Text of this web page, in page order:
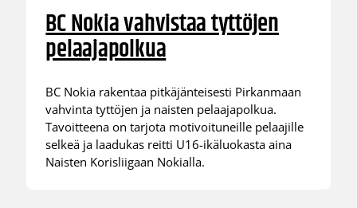
BC Nokia vahvistaa tyttöjen
pelaajapolkua
BC Nokia rakentaa pitkäjänteisesti Pirkanmaan
vahvinta tyttöjen ja naisten pelaajapolkua.
Tavoitteena on tarjota motivoituneille pelaajille
selkeä ja laadukas reitti U16-ikäluokasta aina
Naisten Korisliigaan Nokialla.